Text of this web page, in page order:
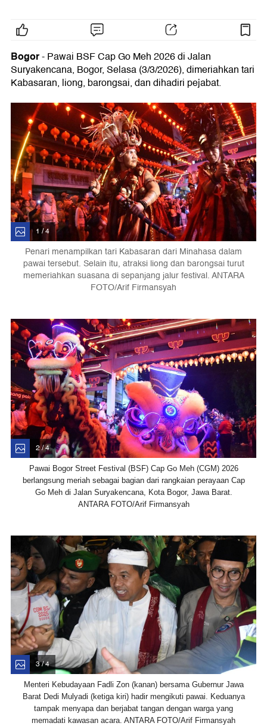
Bogor- Pawai BSF Cap Go Meh 2026 di Jalan
Suryakencana, Bogor, Selasa (3/3/2026), dimeriahkan tari
Kabasaran, liong, barongsai, dan dihadiri pejabat.
1 / 4
Penari menampilkan tari Kabasaran dari Minahasa dalam
pawai tersebut. Selain itu, atraksi liong dan barongsai turut
memeriahkan suasana di sepanjang jalur festival. ANTARA
FOTO/Arif Firmansyah
2 / 4
Pawai Bogor Street Festival (BSF) Cap Go Meh (CGM) 2026
berlangsung meriah sebagai bagian dari rangkaian perayaan Cap
Go Meh di Jalan Suryakencana, Kota Bogor, Jawa Barat.
ANTARA FOTO/Arif Firmansyah
3 / 4
Menteri Kebudayaan Fadli Zon (kanan) bersama Gubernur Jawa
Barat Dedi Mulyadi (ketiga kiri) hadir mengikuti pawai. Keduanya
tampak menyapa dan berjabat tangan dengan warga yang
memadati kawasan acara. ANTARA FOTO/Arif Firmansyah